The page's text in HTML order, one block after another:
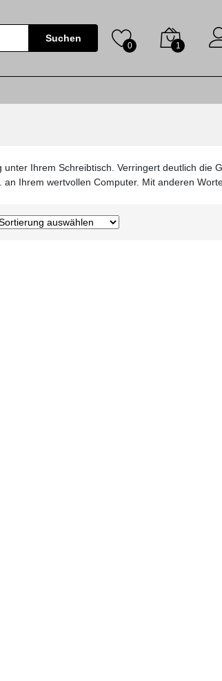
Suchen
0 1
Ihrem Schreibtisch. Verringert deutlich die
Ihrem wertvollen Computer. Mit anderen